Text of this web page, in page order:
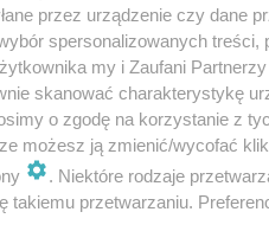
przez urządzenie czy dane
spersonalizowanych treści,
my i Zaufani
skanować charakterystykę
o zgodę na korzystanie z
możesz ją zmienić/wycofać
. Niektóre rodzaje
takiemu przetwarzaniu.